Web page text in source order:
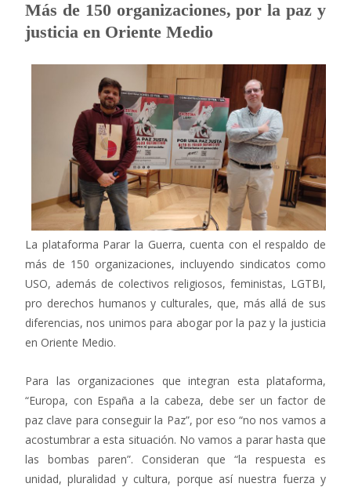
Más de 150 organizaciones, por la paz y
justicia en Oriente Medio
La plataforma Parar la Guerra, cuenta con el respaldo de
más de 150 organizaciones, incluyendo sindicatos como
USO, además de colectivos religiosos, feministas, LGTBI,
pro derechos humanos y culturales, que, más allá de sus
diferencias, nos unimos para abogar por la paz y la justicia
en Oriente Medio.
Para las organizaciones que integran esta plataforma,
“Europa, con España a la cabeza, debe ser un factor de
paz clave para conseguir la Paz”, por eso “no nos vamos a
acostumbrar a esta situación. No vamos a parar hasta que
las bombas paren”. Consideran que “la respuesta es
unidad, pluralidad y cultura, porque así nuestra fuerza y